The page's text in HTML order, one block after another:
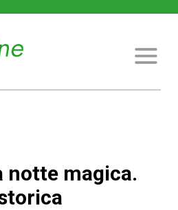
notte magica.